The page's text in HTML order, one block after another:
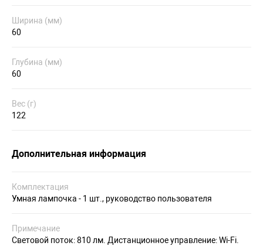
Ширина (мм)
60
Глубина (мм)
60
Вес (г)
122
Дополнительная информация
Комплектация
Умная лампочка - 1 шт., руководство пользователя
Примечание
Световой поток: 810 лм. Дистанционное управление: Wi-Fi.